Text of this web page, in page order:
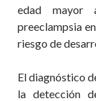
edad mayor
preeclampsia
riesgo de
El diagnóstico
la detección